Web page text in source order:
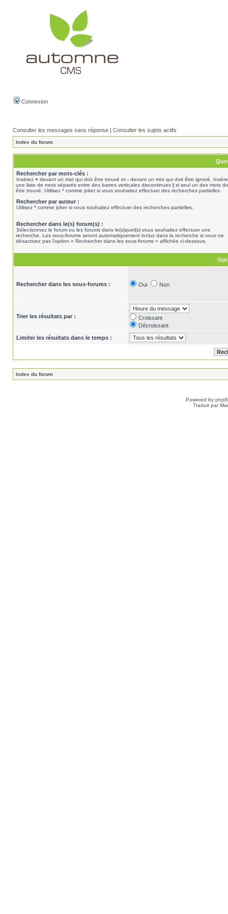
Connexion
Consulter les messages sans réponse | Consulter les sujets actifs
Index du forum
Rechercher par mots-clés :
Insérez + devant un mot qui doit être trouvé et - devant un mot qui doit être ignoré.
une liste de mots séparés entre des barres verticales discontinues | si seul un des mots
être trouvé. Utilisez * comme joker si vous souhaitez effectuer des recherches partielles.
Rechercher par auteur :
Utilisez * comme joker si vous souhaitez effectuer des recherches partielles.
Rechercher dans le(s) forum(s) :
Sélectionnez le forum ou les forums dans le(s)quel(s) vous souhaitez effectuer une
recherche. Les sous-forums seront automatiquement inclus dans la recherche si vous ne
désactivez pas l’option « Rechercher dans les sous-forums » affichée ci-dessous.
Rechercher dans les sous-forums : Oui Non
Trier les résultats par :
Croissant
Décroissant
Limiter les résultats dans le temps :
Index du forum
Powered by
Traduit par